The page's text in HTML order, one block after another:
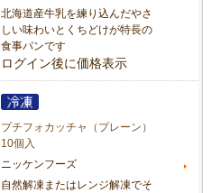
北海道産牛乳を練り込んだやさ
しい味わいとくちどけが特長の
食事パンです
ログイン後に価格表示
プチフォカッチャ（プレーン）
10個入
ニッケンフーズ
自然解凍またはレンジ解凍でそ